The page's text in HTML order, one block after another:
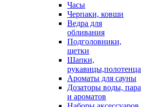
Часы
Черпаки, ковши
Ведра для
обливания
Подголовники,
щетки
Шапки,
рукавицы,полотенца
Ароматы для сауны
Дозаторы воды, пара
и ароматов